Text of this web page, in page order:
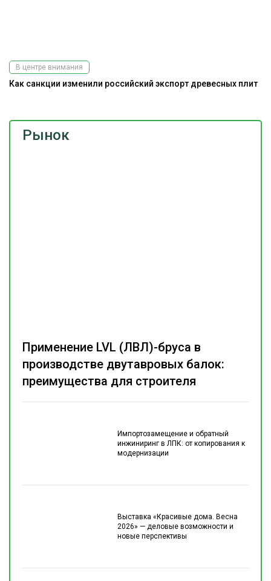
Рынок
Импортозамещение и обратный
инжиниринг в ЛПК: от копирования к
модернизации
Выставка «Красивые дома. Весна
2026» — деловые возможности и
новые перспективы
Применение LVL (ЛВЛ)-бруса в
производстве двутавровых балок:
преимущества для строителя
В центре внимания
Как санкции изменили российский экспорт древесных плит